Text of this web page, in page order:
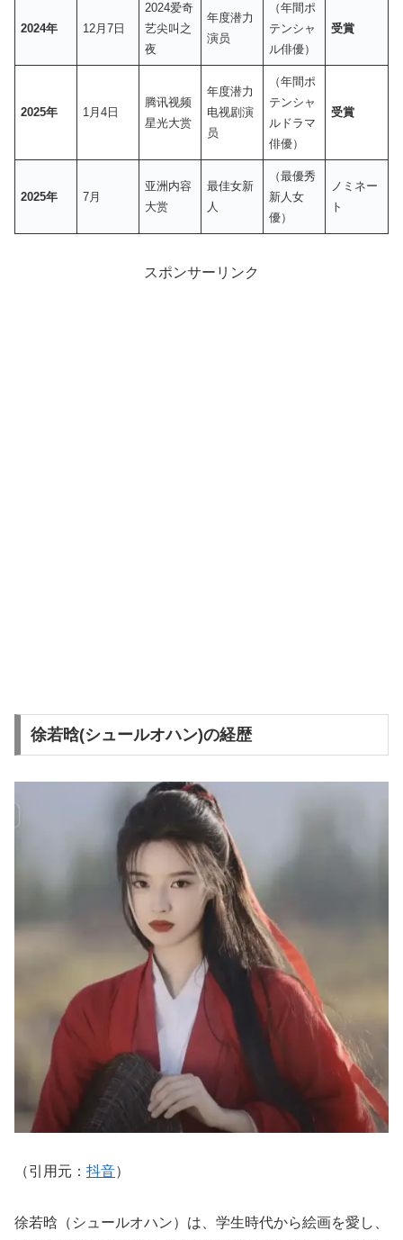
2024年 12月7日
2024爱奇
艺尖叫之
夜
年度潜力
演员
（年間ポ
テンシャ
ル俳優）
受賞
2025年 1月4日
腾讯视频
星光大赏
年度潜力
电视剧演
员
（年間ポ
テンシャ
ルドラマ
俳優）
受賞
2025年 7月
亚洲内容
大赏
最佳女新
人
（最優秀
新人女
優）
ノミネー
ト
スポンサーリンク
徐若晗(シュールオハン)の経歴
（引用元： 抖音）
徐若晗（シュールオハン）は、学生時代から絵画を愛し、